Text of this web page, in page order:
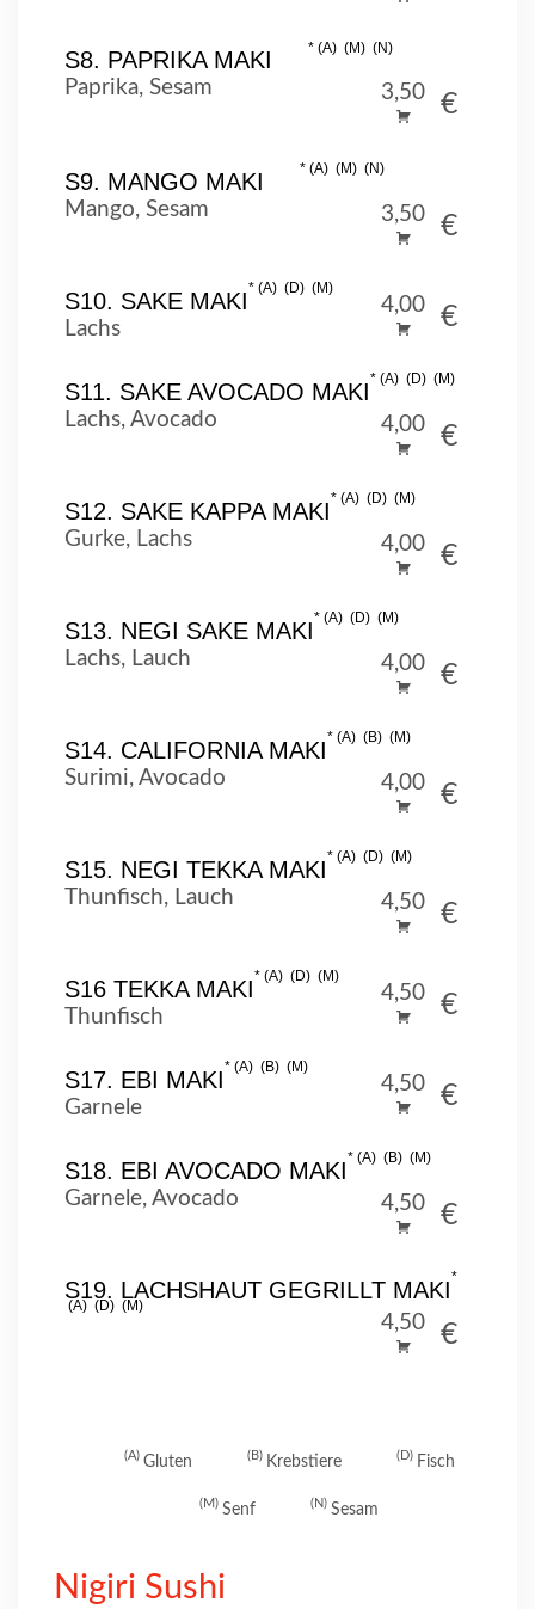
S8. PAPRIKA MAKI A M N
3,50 €
Paprika, Sesam
S9. MANGO MAKI A M N
3,50 €
Mango, Sesam
S10. SAKE MAKI A D M
4,00 €
Lachs
S11. SAKE AVOCADO MAKI A D M
4,00 €
Lachs, Avocado
S12. SAKE KAPPA MAKI A D M
4,00 €
Gurke, Lachs
S13. NEGI SAKE MAKI A D M
4,00 €
Lachs, Lauch
S14. CALIFORNIA MAKI A B M
4,00 €
Surimi, Avocado
S15. NEGI TEKKA MAKI A D M
4,50 €
Thunfisch, Lauch
S16 TEKKA MAKI A D M
4,50 €
Thunfisch
S17. EBI MAKI A B M
4,50 €
Garnele
S18. EBI AVOCADO MAKI A B M
4,50 €
Garnele, Avocado
S19. LACHSHAUT GEGRILLT MAKI
A D M
4,50 €
A Gluten B Krebstiere D Fisch
M Senf N Sesam
Nigiri Sushi